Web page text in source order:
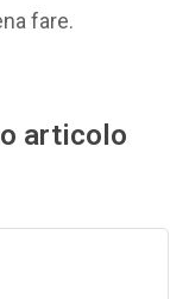
fare.
articolo